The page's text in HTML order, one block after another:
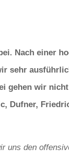
Nach einer
sehr
gehen wir
Dufner,
uns den